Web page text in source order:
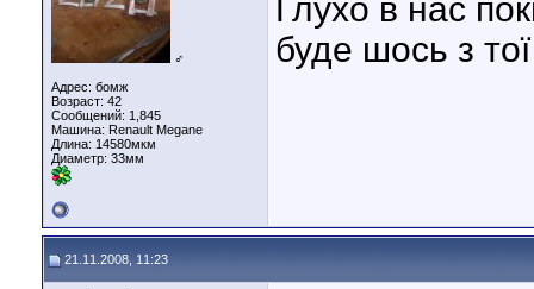
♂
Адрес: бомж
Возраст: 42
Сообщений: 1,845
Машина: Renault Megane
Длина: 14580мкм
Диаметр: 33мм
Глухо в нас
буде шось з
21.11.2008, 11:23